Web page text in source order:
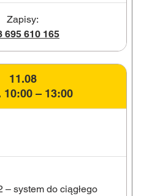
Zapisy:
695 610 165
11.08
10:00 – 13:00
– system do ciągłego